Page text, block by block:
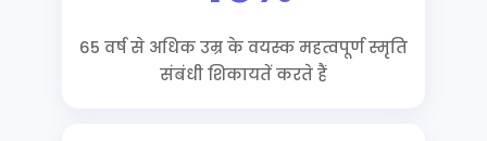
65 वर्ष से अधिक उम्र के वयस्क महत्वपूर्ण स्मृति
संबंधी शिकायतें करते हैं